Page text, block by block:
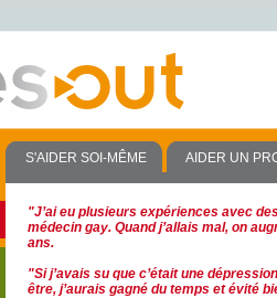
S'AIDER SOI-MÊME AIDER UN
"J’ai eu plusieurs expériences avec
médecin gay. Quand j’allais mal, on
ans.
"Si j’avais su que c’était une
être, j’aurais gagné du temps et évité